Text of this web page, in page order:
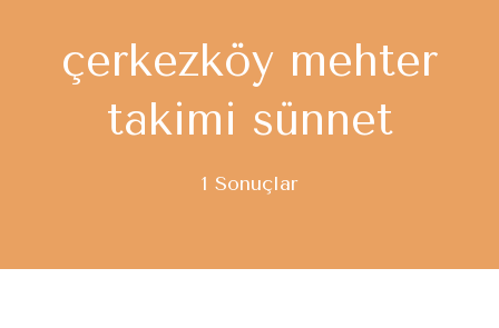
çerkezköy mehter
takımı sünnet
1 Sonuçlar